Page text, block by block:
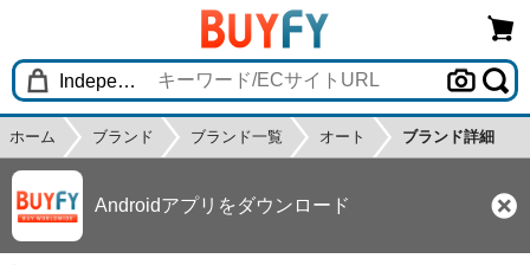
ホーム ブランド ブランド一覧 オート ブランド詳細
Androidアプリをダウンロード